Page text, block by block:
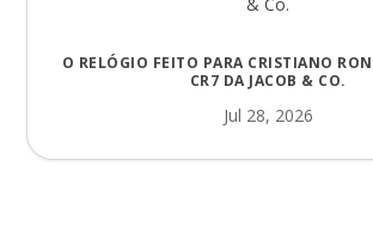
O RELÓGIO FEITO PARA CRISTIANO
CR7 DA JACOB & CO.
Jul 28, 2026